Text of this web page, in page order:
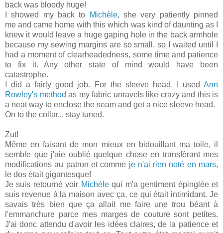
back was bloody huge!
I showed my back to
Michèle, she very patiently pinned
me and came home with this which was kind of daunting as I
knew it would leave a huge gaping hole in the back armhole
because my sewing margins are so small, so I waited until I
had a moment of clearheadedness, some time and patience
to fix it. Any other state of mind would have been
catastrophe.
I did a fairly good job. For the sleeve head, I used Ann
Rowley's method as my fabric unravels like crazy and this is
a neat way to enclose the seam and get a nice sleeve head.
On to the collar... stay tuned.
Zut!
Même en faisant de mon mieux en bidouillant ma toile, il
semble que j'aie oublié quelque chose en transférant mes
modifications au patron et comme je n'ai rien noté en mars,
le dos était gigantesque!
Je suis retourné voir Michèlequi m'a gentiment épinglée et
suis revenue à la maison avec ça, ce qui était intimidant. Je
savais très bien que ça allait me faire une trou béant à
l'emmanchure parce mes marges de couture sont petites.
J'ai donc attendu d'avoir les idées claires, de la patience et